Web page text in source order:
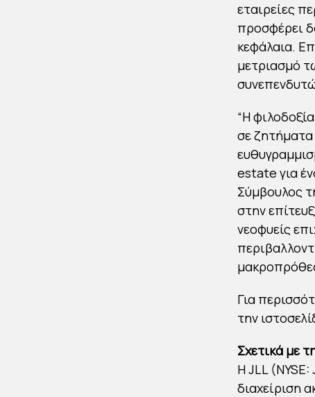
εταιρείες
προσφέρει
κεφάλαια.
μετριασμό
“Η
σε ζητήματα
estate για
Σύμβουλος
στην
νεοφυείς
Για
την
Σχετικά με
Η JLL (NYSE:
διαχείριση